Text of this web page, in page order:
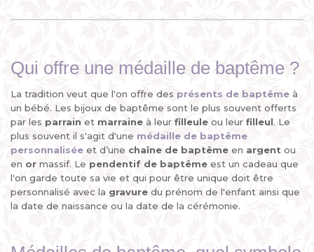
mobiles, la...
Qui offre une médaille de baptême ?
La tradition veut que l'on offre des présents de baptême à
un bébé. Les bijoux de baptême sont le plus souvent offerts
par les parrain et marraine à leur filleule ou leur filleul. Le
plus souvent il s'agit d'une médaille de baptême
personnalisée et d’une chaîne de baptême en argent ou
en or massif. Le pendentif de baptême est un cadeau que
l'on garde toute sa vie et qui pour être unique doit être
personnalisé avec la gravure du prénom de l'enfant ainsi que
la date de naissance ou la date de la cérémonie.